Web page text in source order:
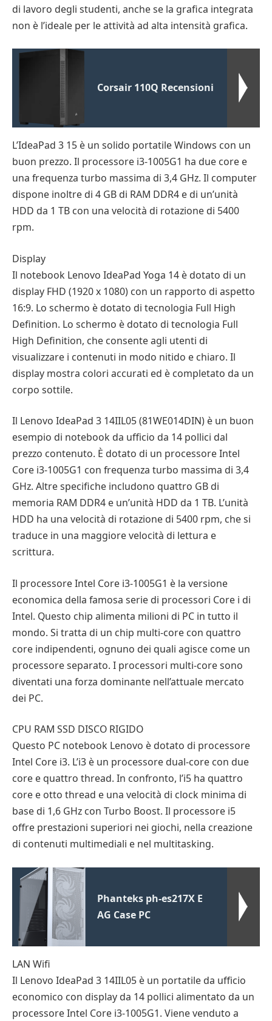
di lavoro degli studenti, anche se la grafica integrata
non è l’ideale per le attività ad alta intensità grafica.
Corsair 110Q Recensioni
L’IdeaPad 3 15 è un solido portatile Windows con un
buon prezzo. Il processore i3-1005G1 ha due core e
una frequenza turbo massima di 3,4 GHz. Il computer
dispone inoltre di 4 GB di RAM DDR4 e di un’unità
HDD da 1 TB con una velocità di rotazione di 5400
rpm.
Display
Il notebook Lenovo IdeaPad Yoga 14 è dotato di un
display FHD (1920 x 1080) con un rapporto di aspetto
16:9. Lo schermo è dotato di tecnologia Full High
Definition. Lo schermo è dotato di tecnologia Full
High Definition, che consente agli utenti di
visualizzare i contenuti in modo nitido e chiaro. Il
display mostra colori accurati ed è completato da un
corpo sottile.
Il Lenovo IdeaPad 3 14IIL05 (81WE014DIN) è un buon
esempio di notebook da ufficio da 14 pollici dal
prezzo contenuto. È dotato di un processore Intel
Core i3-1005G1 con frequenza turbo massima di 3,4
GHz. Altre specifiche includono quattro GB di
memoria RAM DDR4 e un’unità HDD da 1 TB. L’unità
HDD ha una velocità di rotazione di 5400 rpm, che si
traduce in una maggiore velocità di lettura e
scrittura.
Il processore Intel Core i3-1005G1 è la versione
economica della famosa serie di processori Core i di
Intel. Questo chip alimenta milioni di PC in tutto il
mondo. Si tratta di un chip multi-core con quattro
core indipendenti, ognuno dei quali agisce come un
processore separato. I processori multi-core sono
diventati una forza dominante nell’attuale mercato
dei PC.
CPU RAM SSD DISCO RIGIDO
Questo PC notebook Lenovo è dotato di processore
Intel Core i3. L’i3 è un processore dual-core con due
core e quattro thread. In confronto, l’i5 ha quattro
core e otto thread e una velocità di clock minima di
base di 1,6 GHz con Turbo Boost. Il processore i5
offre prestazioni superiori nei giochi, nella creazione
di contenuti multimediali e nel multitasking.
Phanteks ph-es217X E
AG Case PC
LAN Wifi
Il Lenovo IdeaPad 3 14IIL05 è un portatile da ufficio
economico con display da 14 pollici alimentato da un
processore Intel Core i3-1005G1. Viene venduto a